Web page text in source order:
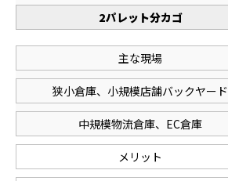
2パレット分カゴ
主な現場
狭小倉庫、小規模店舗バックヤード
中規模物流倉庫、EC倉庫
メリット